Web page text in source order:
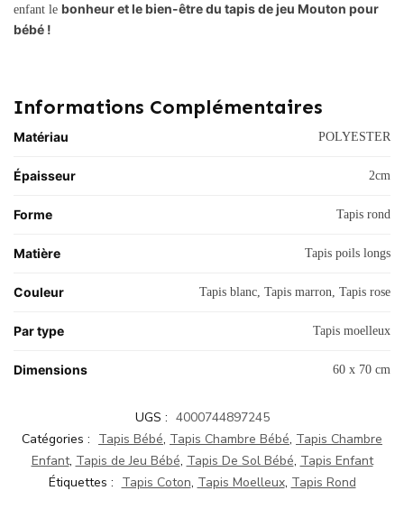
enfant le bonheur et le bien-être du tapis de jeu Mouton pour
bébé !
Informations Complémentaires
Matériau POLYESTER
Épaisseur 2cm
Forme Tapis rond
Matière Tapis poils longs
Couleur Tapis blanc, Tapis marron, Tapis rose
Par type Tapis moelleux
Dimensions 60 x 70 cm
UGS : 4000744897245
Catégories : Tapis Bébé, Tapis Chambre Bébé, Tapis Chambre
Enfant, Tapis de Jeu Bébé, Tapis De Sol Bébé, Tapis Enfant
Étiquettes : Tapis Coton, Tapis Moelleux, Tapis Rond